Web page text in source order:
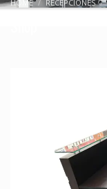
HOME RECEPCIONES